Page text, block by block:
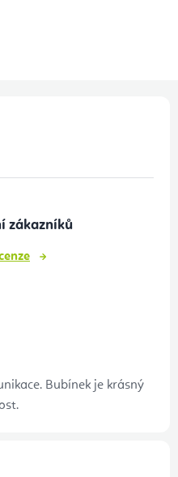
zákazníků
Bubínek je krásný